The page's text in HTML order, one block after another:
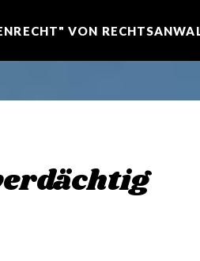
VON